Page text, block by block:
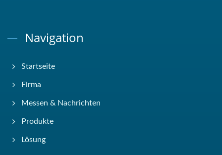
Navigation
Startseite
Firma
Messen & Nachrichten
Produkte
Lösung